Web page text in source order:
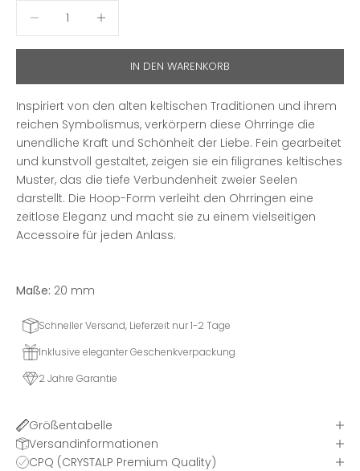
IN DEN WARENKORB
Inspiriert von den alten keltischen Traditionen und ihrem
reichen Symbolismus, verkörpern diese Ohrringe die
unendliche Kraft und Schönheit der Liebe. Fein gearbeitet
und kunstvoll gestaltet, zeigen sie ein filigranes keltisches
Muster, das die tiefe Verbundenheit zweier Seelen
darstellt. Die Hoop-Form verleiht den Ohrringen eine
zeitlose Eleganz und macht sie zu einem vielseitigen
Accessoire für jeden Anlass.
Maße: 20 mm
Schneller Versand, Lieferzeit nur 1-2 Tage
Inklusive eleganter Geschenkverpackung
2 Jahre Garantie
Größentabelle
Versandinformationen
CPQ (CRYSTALP Premium Quality)